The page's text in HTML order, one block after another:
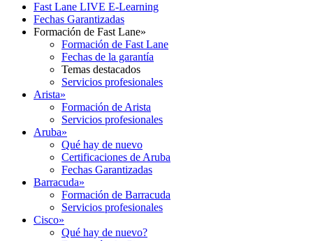
Fast Lane LIVE E-Learning
Fechas Garantizadas
Formación de Fast Lane»
Formación de Fast Lane
Fechas de la garantía
Temas destacados
Servicios profesionales
Arista»
Formación de Arista
Servicios profesionales
Aruba»
Qué hay de nuevo
Certificaciones de Aruba
Fechas Garantizadas
Barracuda»
Formación de Barracuda
Servicios profesionales
Cisco»
Qué hay de nuevo?